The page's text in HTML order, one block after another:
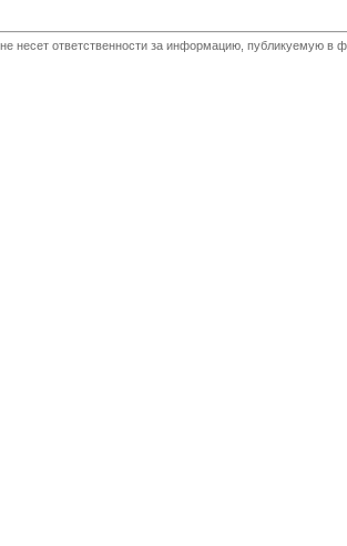
несет ответственности за информацию, публикуемую